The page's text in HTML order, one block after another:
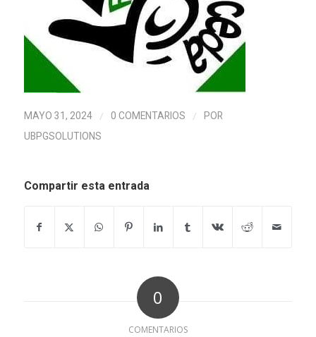
MAYO 31, 2024 / 0 COMENTARIOS /
POR
UBPGSOLUTIONS
Compartir esta entrada
0
COMENTARIOS